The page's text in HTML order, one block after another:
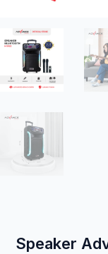
Speaker